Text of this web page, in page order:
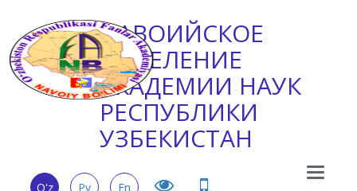
НАВОИЙСКОЕ
ОТДЕЛЕНИЕ
АКАДЕМИИ НАУК
РЕСПУБЛИКИ
УЗБЕКИСТАН
Main
O'z Ру En